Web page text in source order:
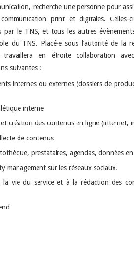
recherche une personne pour
print et digitales. Celles-
par le TNS, et tous les autres
du TNS. Placé·e sous l’autorité de la
travaillera en étroite collaboration
suivantes :
internes ou externes (dossiers de
interne
création des contenus en ligne (internet,
de contenus
prestataires, agendas, données
management sur les réseaux sociaux.
la vie du service et à la rédaction des